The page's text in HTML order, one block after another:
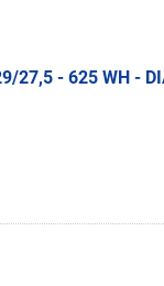
27,5 - 625 WH -